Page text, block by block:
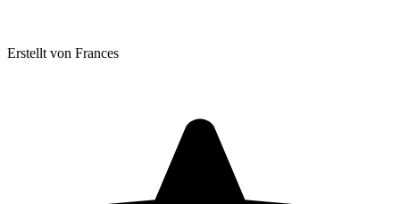
Erstellt von Frances